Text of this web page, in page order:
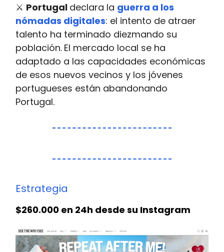
⚔️ Portugal declara la guerra a los
nómadas digitales: el intento de atraer
talento ha terminado diezmando su
población. El mercado local se ha
adaptado a las capacidades económicas
de esos nuevos vecinos y los jóvenes
portugueses están abandonando
Portugal.
Estrategia
$260.000 en 24h desde su Instagram